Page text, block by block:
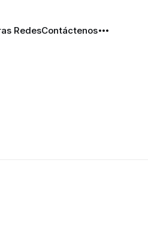
RedesContáctenos